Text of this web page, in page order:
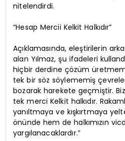
nitelendirdi.
“Hesap Mercii Kelkit Halkıdır”
Açıklamasında, eleştirilerin
alan Yılmaz, şu ifadeleri
hiçbir derdine çözüm
tek bir söz söylememiş
bozarak harekete geçmiştir.
tek merci Kelkit halkıdır.
yanıltmaya ve kışkırtmaya
önünde hem de halkımızın
yargılanacaklardır.”